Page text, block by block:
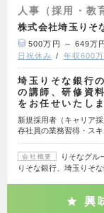
人事（採用・教
株式会社埼玉りそ
500万円 ～ 649万円
日祝休み
年収600
埼玉りそな銀行
の講師、研修資
をお任せいたしま
新規採用者（キャリア
存社員の業務習得・ス
会社概要
りそなグル
りそな銀行、埼玉りそ
興